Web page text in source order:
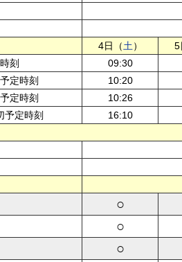
4日（土）
5
刻
09:30
定時刻
10:20
定時刻
10:26
予定時刻
16:10
○
○
○